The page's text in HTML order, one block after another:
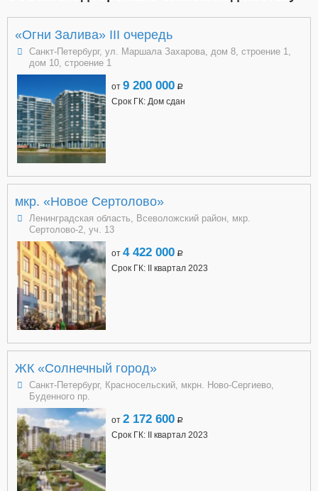
«Огни Залива» III очередь
Санкт-Петербург, ул. Маршала Захарова, дом 8, строение 1,
дом 10, строение 1
от 9 200 000 a
Срок ГК: Дом сдан
мкр. «Новое Сертолово»
Ленинградская область, Всеволожский район, мкр.
Сертолово-2, уч. 13
от 4 422 000 a
Срок ГК: II квартал 2023
ЖК «Солнечный город»
Санкт-Петербург, Красносельский, мкрн. Ново-Сергиево,
Буденного пр.
от 2 172 600 a
Срок ГК: II квартал 2023